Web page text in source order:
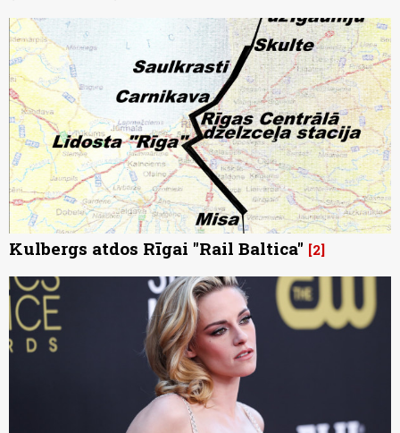
Kulbergs atdos Rīgai "Rail Baltica" 2